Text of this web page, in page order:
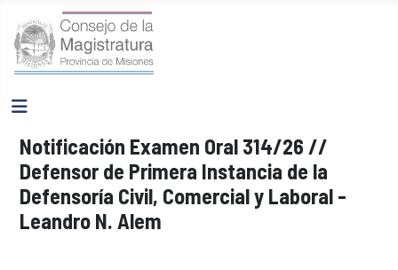
Notificación Examen Oral 314/26 //
Defensor de Primera Instancia de la
Defensoría Civil, Comercial y Laboral -
Leandro N. Alem